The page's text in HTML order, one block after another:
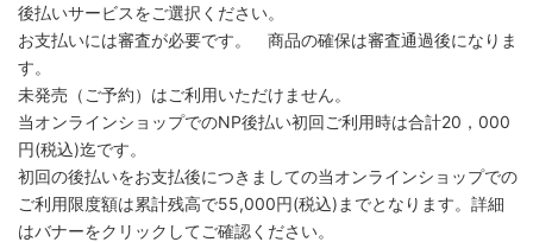
後払いサービスをご選択ください。
お支払いには審査が必要です。 商品の確保は審査通過後になりま
す。
未発売（ご予約）はご利用いただけません。
当オンラインショップでのNP後払い初回ご利用時は合計20，000
円(税込)迄です。
初回の後払いをお支払後につきましての当オンラインショップでの
ご利用限度額は累計残高で55,000円(税込)までとなります。詳細
はバナーをクリックしてご確認ください。